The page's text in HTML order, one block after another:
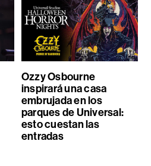
Ozzy Osbourne
inspirará una casa
embrujada en los
parques de Universal:
esto cuestan las
entradas